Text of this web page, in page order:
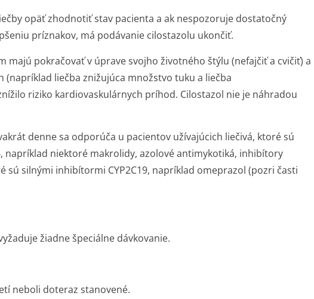
opäť zhodnotiť stav pacienta a ak nespozoruje dostatočný
príznakov, má podávanie cilostazolu ukončiť.
majú pokračovať v úprave svojho životného štýlu (nefajčiť a cvičiť) a
(napríklad liečba znižujúca množstvo tuku a liečba
riziko kardiovaskulárnych príhod. Cilostazol nie je náhradou
denne sa odporúča u pacientov užívajúcich liečivá, ktoré sú
napríklad niektoré makrolidy, azolové antimykotiká, inhibítory
sú silnými inhibítormi CYP2C19, napríklad omeprazol (pozri časti
žiadne špeciálne dávkovanie.
neboli doteraz stanovené.